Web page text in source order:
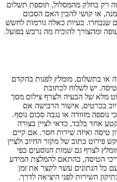
רק בחלק מהמסלול, תוספת תשלום
או קושי להבין האם הסכום
שנבחרו. בעיות כאלה גורמות לחשש
ומהצורך להוכיח מה נרכש בפועל.
או בתשלום, מומלץ לפנות בהקדם
יש לשלוח לכתובת
מלא של הבעיה ולצרף צילום מסך
בכרטיס, אישור הרכישה אם
מזוודה או נגבה סכום נוסף.
אחד בלבד, כדאי לציין בצורה
טיסה ואיזה שירות חסר. אם קיים
פירוט כתוב של מקור החיוב ולציין
לצרף גם שמות הנוסעים כפי
הטיסה, בהתאם להמלצת המידע
כל הנתונים עשוי לקצר את זמן
השירות לפני היציאה לדרך.